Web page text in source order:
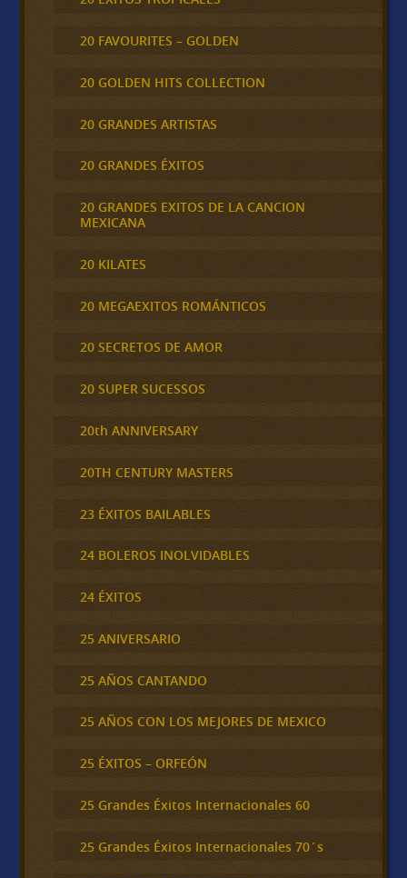
20 FAVOURITES – GOLDEN
20 GOLDEN HITS COLLECTION
20 GRANDES ARTISTAS
20 GRANDES ÉXITOS
20 GRANDES EXITOS DE LA CANCION
MEXICANA
20 KILATES
20 MEGAEXITOS ROMÁNTICOS
20 SECRETOS DE AMOR
20 SUPER SUCESSOS
20th ANNIVERSARY
20TH CENTURY MASTERS
23 ÉXITOS BAILABLES
24 BOLEROS INOLVIDABLES
24 ÉXITOS
25 ANIVERSARIO
25 AÑOS CANTANDO
25 AÑOS CON LOS MEJORES DE MEXICO
25 ÉXITOS – ORFEÓN
25 Grandes Éxitos Internacionales 60
25 Grandes Éxitos Internacionales 70´s